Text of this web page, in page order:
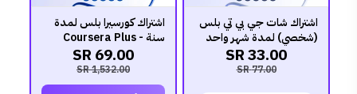
اشتراك شات جي بي تي بلس
(شخصي) لمدة شهر واحد
33.00 SR
77.00 SR
اشتراك كورسيرا بلس لمدة
سنة - Coursera Plus
69.00 SR
1,532.00 SR